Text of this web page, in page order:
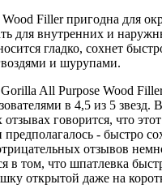
Filler пригодна для
для внутренних и
гладко, сохнет
и шурупами.
All Purpose Wood
в 4,5 из 5 звезд.
говорится, что
предполагалось - быстро
отзывов
в том, что шпатлевка
открытой даже на